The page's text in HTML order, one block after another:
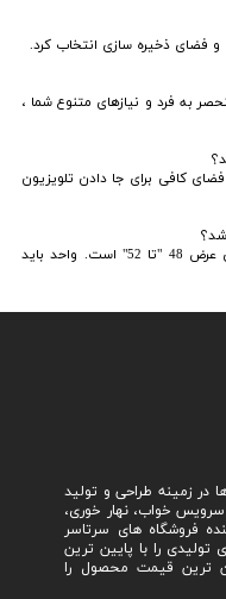
و فضای ذخیره سازی انتخاب کرد.
به فرد و نیازهای متنوع شما ،
فضای کافی برای جا دادن تلویزیون
تلویزیون 55 اینچ بسته به تولید کننده معمولاً دارای عرض 48 "تا 52" است. واحد باید
در زمینه طراحی و تولید
خواب، نهار خوری،
فروشگاه های سرتاسر
را با پایین ترین
ترین قیمت محصول را